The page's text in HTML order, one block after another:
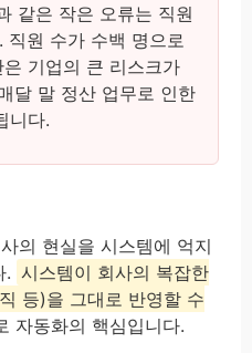
같은 작은 오류는 직원
직원 수가 수백 명으로
기업의 큰 리스크가
달 말 정산 업무로 인한
니다.
의 현실을 시스템에 억지
. 시스템이 회사의 복잡한
등)을 그대로 반영할 수
자동화의 핵심입니다.